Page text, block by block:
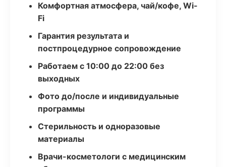
Комфортная атмосфера, чай/кофе, Wi-
Fi
Гарантия результата и
постпроцедурное сопровождение
Работаем с 10:00 до 22:00 без
выходных
Фото до/после и индивидуальные
программы
Стерильность и одноразовые
материалы
Врачи-косметологи с медицинским